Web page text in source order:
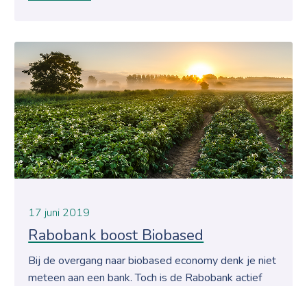
17 juni 2019
Rabobank boost Biobased
Bij de overgang naar biobased economy denk je niet
meteen aan een bank. Toch is de Rabobank actief